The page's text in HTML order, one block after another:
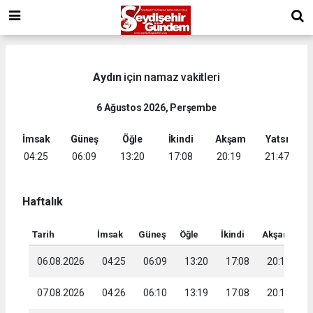
Aydıniçin namaz vakitleri
6 Ağustos 2026, Perşembe
İmsak
04:25
Güneş
06:09
Öğle
13:20
İkindi
17:08
Akşam
20:19
Yatsı
21:47
Haftalık
Tarih İmsak Güneş Öğle İkindi Akşam
06.08.2026 04:25 06:09 13:20 17:08 20:19
07.08.2026 04:26 06:10 13:19 17:08 20:18